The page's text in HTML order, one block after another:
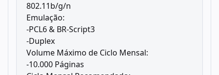
802.11b/g/n
Emulação:
-PCL6 & BR-Script3
-Duplex
Volume Máximo de Ciclo Mensal:
-10.000 Páginas